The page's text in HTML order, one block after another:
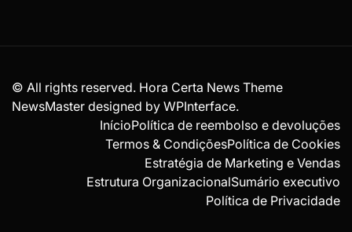
© All rights reserved. Hora Certa News Theme
NewsMaster designed by WPInterface.
InícioPolítica de reembolso e devoluções
Termos & CondiçõesPolítica de Cookies
Estratégia de Marketing e Vendas
Estrutura OrganizacionalSumário executivo
Política de Privacidade